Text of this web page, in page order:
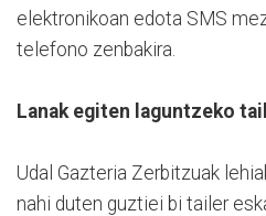
elektronikoan edota SMS
telefono zenbakira.
Lanak egiten laguntzeko
Udal Gazteria Zerbitzuak
nahi duten guztiei bi tailer